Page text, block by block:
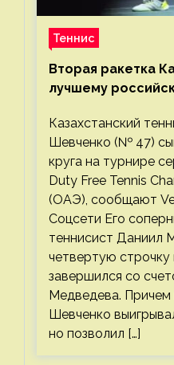
Теннис
Вторая ракетка
лучшему
Казахстанский
Шевченко (№ 47)
круга на турнире
Duty Free Tennis
(ОАЭ), сообщают
Соцсети Его
теннисист Даниил
четвертую строчку
завершился со
Медведева.
Шевченко
но позволил […]